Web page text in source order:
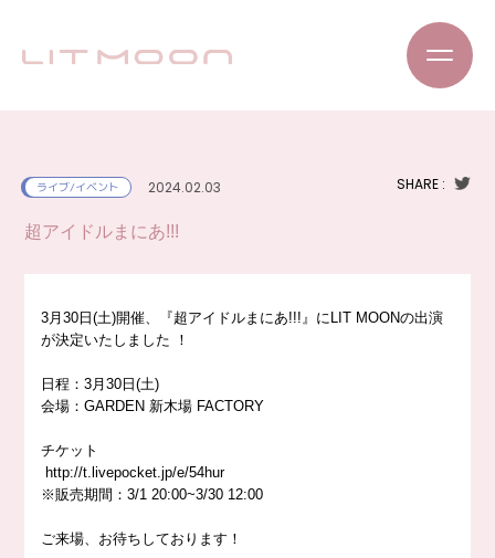
ライブ/イベント 2024.02.03 SHARE :
超アイドルまにあ!!!
3月30日(土)開催、『超アイドルまにあ!!!』にLIT MOONの出演
が決定いたしました ！
日程：3月30日(土)
会場：GARDEN 新木場 FACTORY
チケット
http://t.livepocket.jp/e/54hur
※販売期間：3/1 20:00~3/30 12:00
ご来場、お待ちしております！